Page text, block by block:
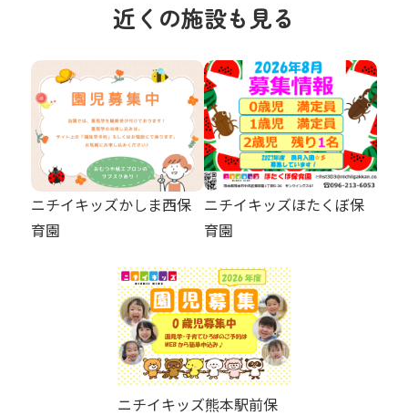
近くの施設も見る
ニチイキッズかしま西保
育園
ニチイキッズほたくぼ保
育園
ニチイキッズ熊本駅前保